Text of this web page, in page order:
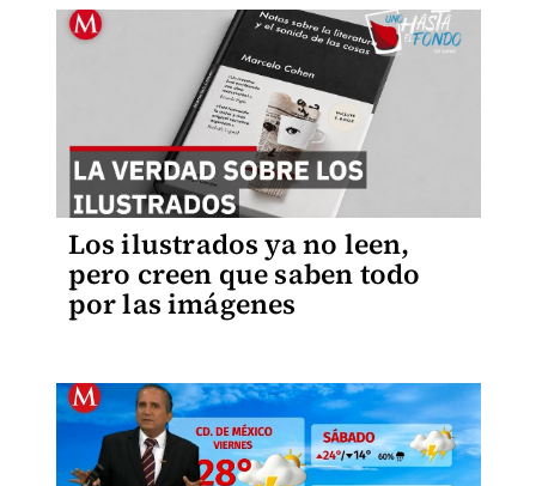
Los ilustrados ya no leen,
pero creen que saben todo
por las imágenes